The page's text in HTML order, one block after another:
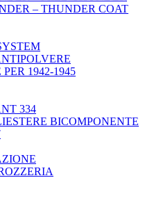
– THUNDER COAT
1942-1945
334
BICOMPONENTE